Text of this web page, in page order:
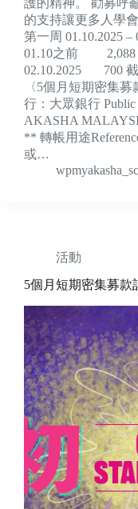
護的精神。 勸募呼
的支持讓更多人學
第一周 01.10.2025 –
01.10之前 2,088
02.10.2025 700 截
〈5個月短期密集
行：大眾銀行 Public
AKASHA
** 轉帳用途
或…
wpmyakasha_sc
活動
5個月短期密集募款